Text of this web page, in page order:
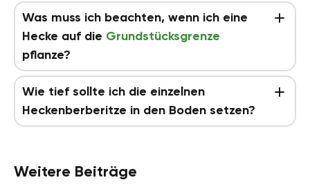
Was muss ich beachten, wenn ich eine
Hecke auf die Grundstücksgrenze
pflanze?
Wie tief sollte ich die einzelnen
Heckenberberitze in den Boden setzen?
Weitere Beiträge